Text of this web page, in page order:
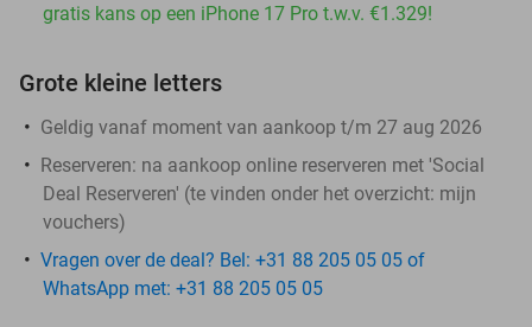
gratis kans op een iPhone 17 Pro t.w.v. €1.329!
Grote kleine letters
Geldig vanaf moment van aankoop t/m 27 aug 2026
Reserveren: na aankoop online reserveren met 'Social
Deal Reserveren' (te vinden onder het overzicht: mijn
vouchers)
Vragen over de deal? Bel: +31 88 205 05 05 of
WhatsApp met: +31 88 205 05 05